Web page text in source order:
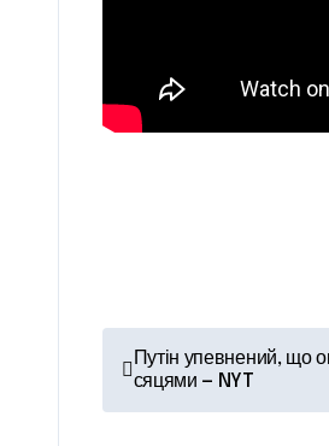
Н
а
Путін упевнений, що
сяцями — NYT